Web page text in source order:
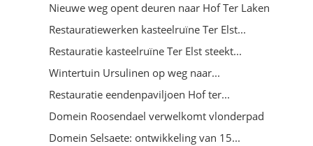
Nieuwe weg opent deuren naar Hof Ter Laken
Restauratiewerken kasteelruïne Ter Elst...
Restauratie kasteelruïne Ter Elst steekt...
Wintertuin Ursulinen op weg naar...
Restauratie eendenpaviljoen Hof ter...
Domein Roosendael verwelkomt vlonderpad
Domein Selsaete: ontwikkeling van 15...